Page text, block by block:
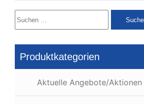
Suchen
nach:
Produktkategorien
Aktuelle Angebote/Aktionen